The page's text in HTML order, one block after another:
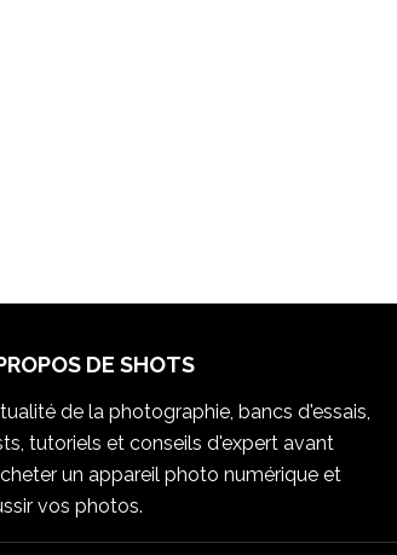
DE SHOTS
de la photographie, bancs d'essais,
tutoriels et conseils d'expert avant
un appareil photo numérique et
vos photos.